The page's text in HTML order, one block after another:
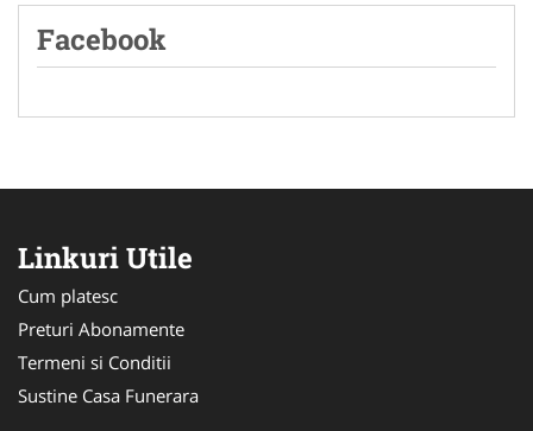
Facebook
Linkuri Utile
Cum platesc
Preturi Abonamente
Termeni si Conditii
Sustine Casa Funerara